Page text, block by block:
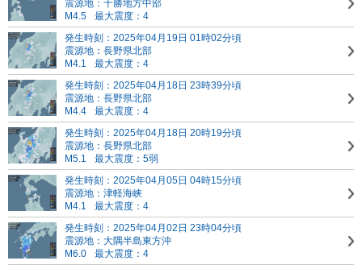
震源地：十勝地方中部
M4.5
最大震度：4
発生時刻：2025年04月19日 01時02分頃
震源地：長野県北部
M4.1
最大震度：4
発生時刻：2025年04月18日 23時39分頃
震源地：長野県北部
M4.4
最大震度：4
発生時刻：2025年04月18日 20時19分頃
震源地：長野県北部
M5.1
最大震度：5弱
発生時刻：2025年04月05日 04時15分頃
震源地：津軽海峡
M4.1
最大震度：4
発生時刻：2025年04月02日 23時04分頃
震源地：大隅半島東方沖
M6.0
最大震度：4